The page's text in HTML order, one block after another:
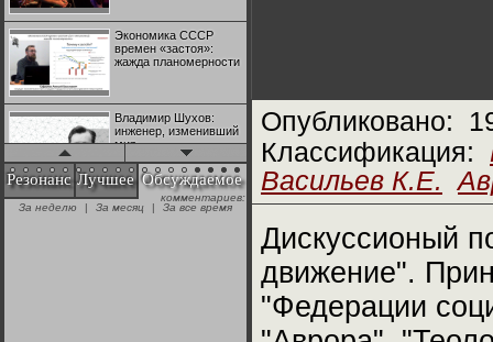
Экономика СССР
времен «застоя»:
жажда планомерности
Владимир Шухов:
инженер, изменивший
мир
"Аркадий Коц" на
эгалите-фесте "Не
Резонанс Лучшее Обсуждаемое
комментариев:
За неделю
| За месяц | За все время
Опубликовано:
Классификация:
Васильев К.Е.
Дискуссионый
движение".
"Федерации